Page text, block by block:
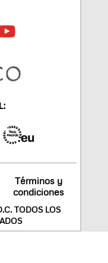
Términos y
condiciones
TODOS LOS